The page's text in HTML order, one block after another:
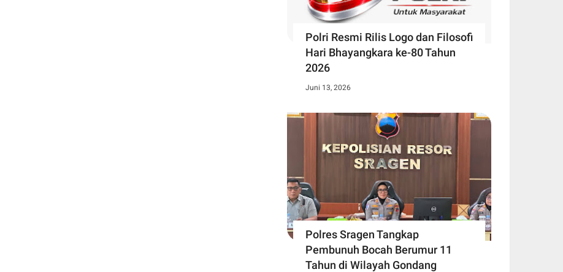
Polri Resmi Rilis Logo dan Filosofi
Hari Bhayangkara ke-80 Tahun
2026
Juni 13, 2026
Polres Sragen Tangkap
Pembunuh Bocah Berumur 11
Tahun di Wilayah Gondang